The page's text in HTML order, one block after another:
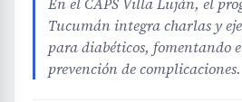
En el CAPS Villa Luján, el
Tucumán integra charlas y
para diabéticos, fomentando
prevención de complicaciones.